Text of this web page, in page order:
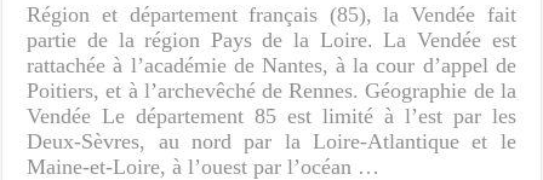
Région et département français (85), la Vendée fait
partie de la région Pays de la Loire. La Vendée est
rattachée à l’académie de Nantes, à la cour d’appel de
Poitiers, et à l’archevêché de Rennes. Géographie de la
Vendée Le département 85 est limité à l’est par les
Deux-Sèvres, au nord par la Loire-Atlantique et le
Maine-et-Loire, à l’ouest par l’océan …